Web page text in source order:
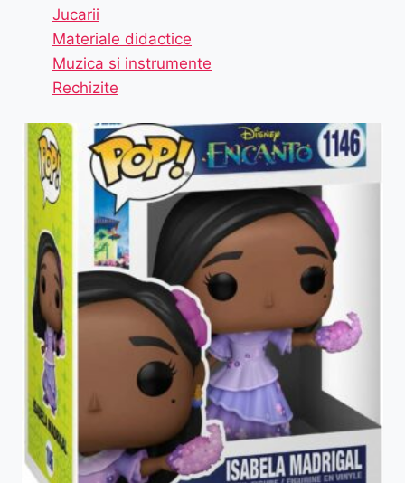
Jucarii
Materiale didactice
Muzica si instrumente
Rechizite